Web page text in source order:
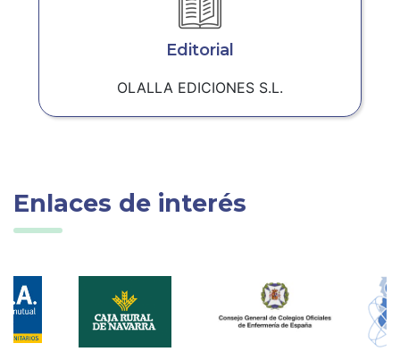
Editorial
OLALLA EDICIONES S.L.
Enlaces de interés